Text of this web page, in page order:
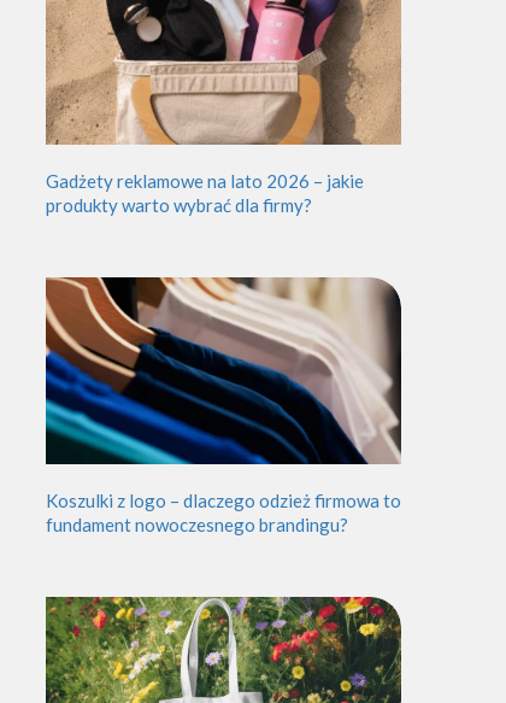
Gadżety reklamowe na lato 2026 – jakie
produkty warto wybrać dla firmy?
Koszulki z logo – dlaczego odzież firmowa to
fundament nowoczesnego brandingu?